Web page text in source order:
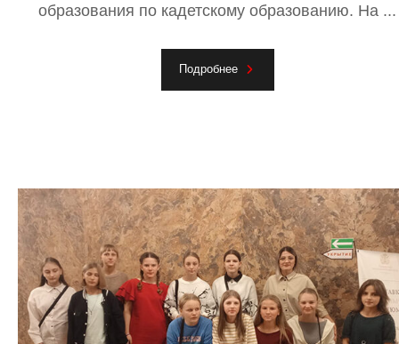
образования по кадетскому образованию. На ...
Подробнее